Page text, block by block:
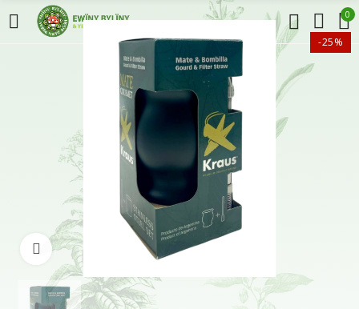
0
-25%
Klikněte pro zvětšení